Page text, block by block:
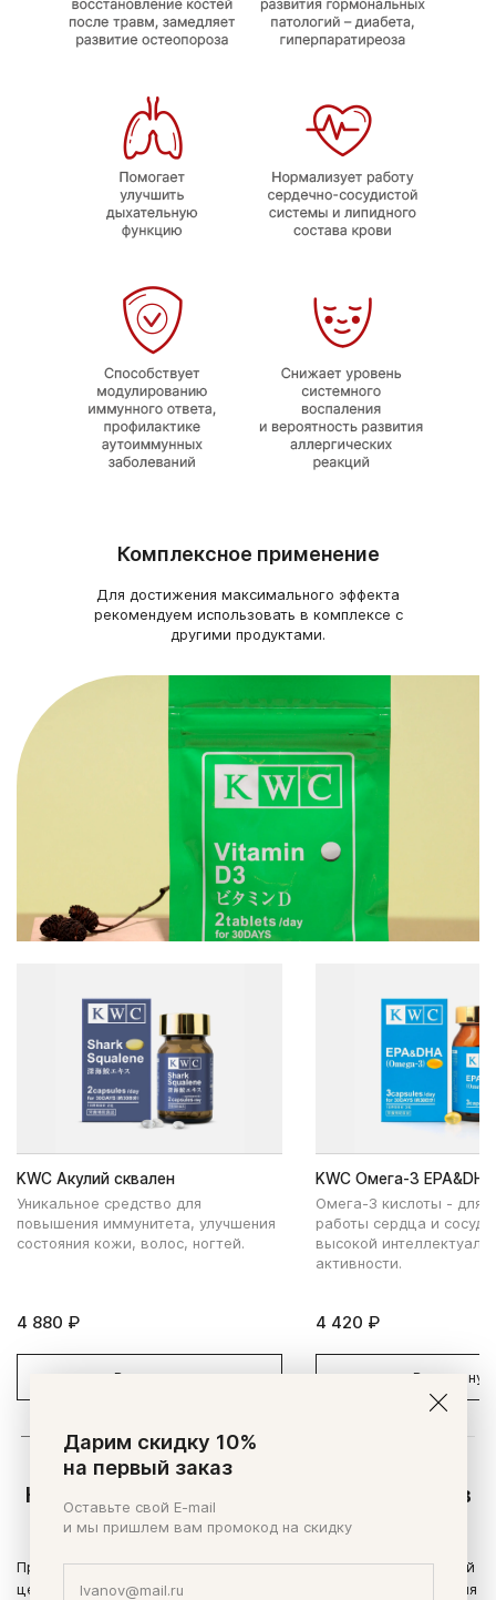
Комплексное применение
Для достижения максимального эффекта
рекомендуем использовать в комплексе с
другими продуктами.
KWC Акулий сквален
Уникальное средство для
повышения иммунитета, улучшения
состояния кожи, волос, ногтей.
4 880 ₽
В корзину
KWC Омега-3 EPA&DHA
Омега-3 кислоты - для
работы сердца и
высокой
активности.
4 420 ₽
В корзину
Купить японский витамин D3 в таблетках в
Москве
Предлагаем купить витамин D3 из Японии от KWC по выгодной
цене. Это уникальный продукт, разработанный специально для
Дарим скидку 10%
на первый заказ
Оставьте свой E-mail
и мы пришлем вам промокод на скидку